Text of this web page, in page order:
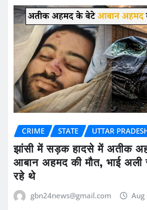
CRIME STATE UTTAR
झांसी में सड़क हादसे में अतीक
आबान अहमद की मौत, भाई अली
रहे थे
gbn24news@gmail.com Aug